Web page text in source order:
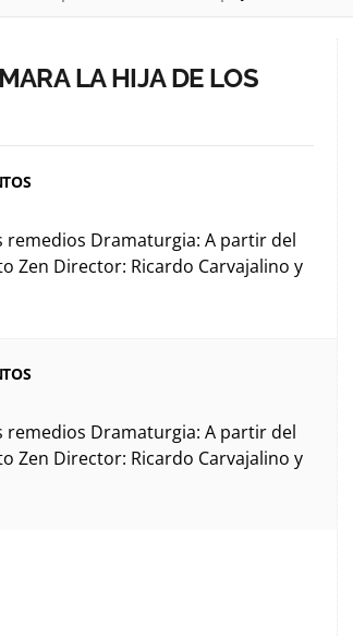
LA HIJA DE LOS
remedios Dramaturgia: A partir del
Zen Director: Ricardo Carvajalino y
remedios Dramaturgia: A partir del
Zen Director: Ricardo Carvajalino y